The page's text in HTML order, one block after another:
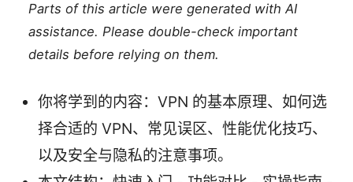
Parts of this article were generated with AI
assistance. Please double-check important
details before relying on them.
你将学到的内容：VPN 的基本原理、如何选
择合适的 VPN、常见误区、性能优化技巧、
以及安全与隐私的注意事项。